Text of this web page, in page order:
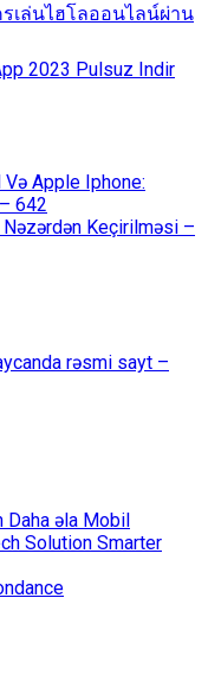
รเล่นไฮโลออนไลน์ผ่าน
2023 Pulsuz Indir
Apple Iphone:
642
Nəzərdən Keçirilməsi –
rəsmi sayt –
Daha əla Mobil
Solution Smarter